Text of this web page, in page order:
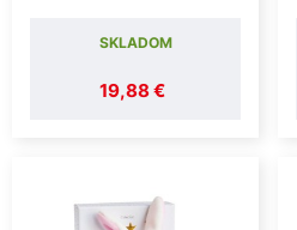
19,88 €
SKLADOM